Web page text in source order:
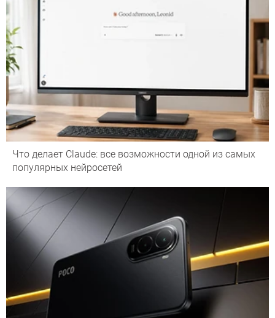
Что делает Сlaude: все возможности одной из самых
популярных нейросетей